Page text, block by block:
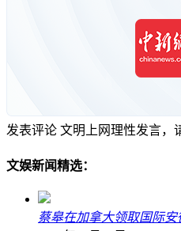
发表评论 文明上网理性发言，
文娱新闻精选：
蔡皋在加拿大领取国际